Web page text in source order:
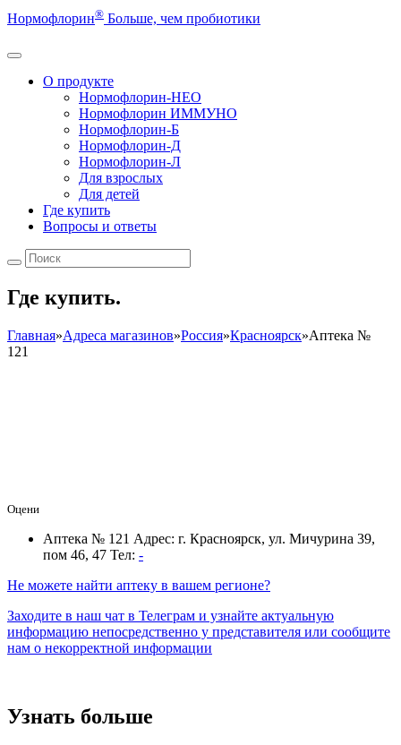
Нормофлорин® Больше, чем пробиотики
О продукте
Нормофлорин-НЕО
Нормофлорин ИММУНО
Нормофлорин-Б
Нормофлорин-Д
Нормофлорин-Л
Для взрослых
Для детей
Где купить
Вопросы и ответы
Где купить.
Главная»Адреса магазинов»Россия»Красноярск»Аптека №
121
Оцени
Аптека № 121 Адрес: г. Красноярск, ул. Мичурина 39,
пом 46, 47 Тел: -
Не можете найти аптеку в вашем регионе?
Заходите в наш чат в Телеграм и узнайте актуальную
информацию непосредственно у представителя или сообщите
нам о некорректной информации
Узнать больше